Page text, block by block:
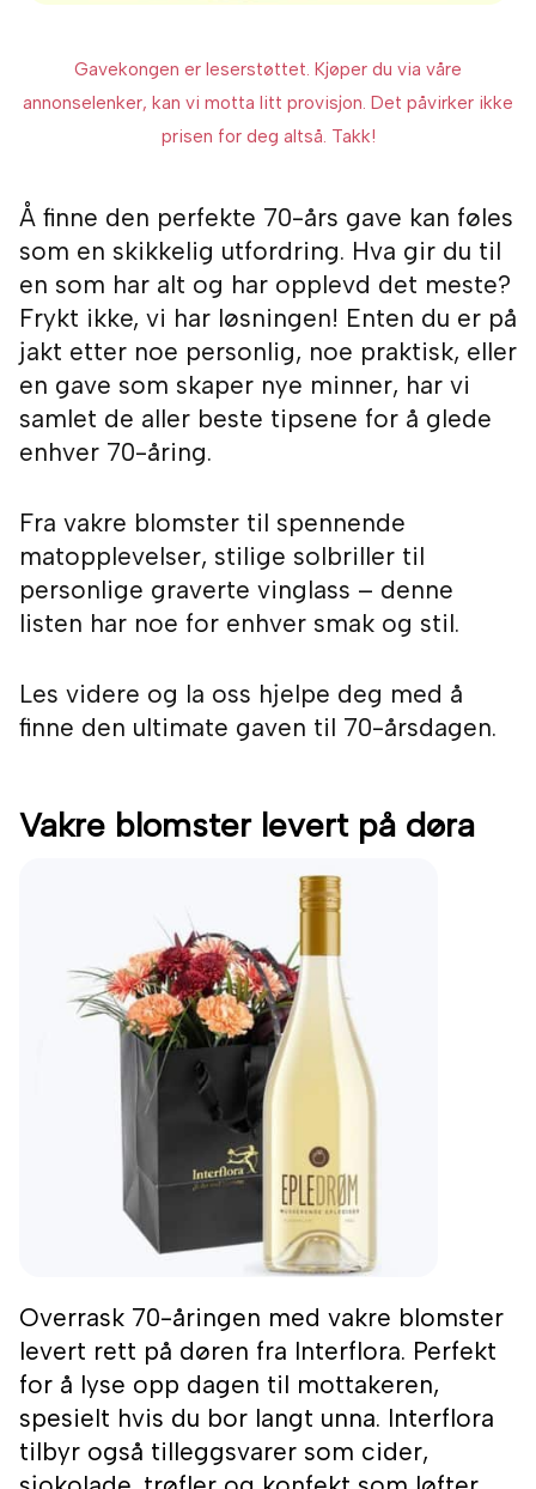
Gavekongen er leserstøttet. Kjøper du via våre
annonselenker, kan vi motta litt provisjon. Det påvirker ikke
prisen for deg altså. Takk!
Å finne den perfekte 70-års gave kan føles
som en skikkelig utfordring. Hva gir du til
en som har alt og har opplevd det meste?
Frykt ikke, vi har løsningen! Enten du er på
jakt etter noe personlig, noe praktisk, eller
en gave som skaper nye minner, har vi
samlet de aller beste tipsene for å glede
enhver 70-åring.
Fra vakre blomster til spennende
matopplevelser, stilige solbriller til
personlige graverte vinglass – denne
listen har noe for enhver smak og stil.
Les videre og la oss hjelpe deg med å
finne den ultimate gaven til 70-årsdagen.
Vakre blomster levert på døra
Overrask 70-åringen med vakre blomster
levert rett på døren fra Interflora. Perfekt
for å lyse opp dagen til mottakeren,
spesielt hvis du bor langt unna. Interflora
tilbyr også tilleggsvarer som cider,